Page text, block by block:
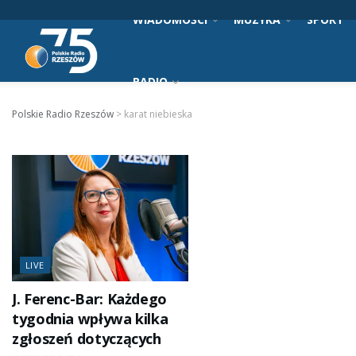
WIADOMOŚCI MUZYKA SPORT
RADIO
Polskie Radio Rzeszów > karat niebieska
LIVE
J. Ferenc-Bar: Każdego
tygodnia wpływa kilka
zgłoszeń dotyczących